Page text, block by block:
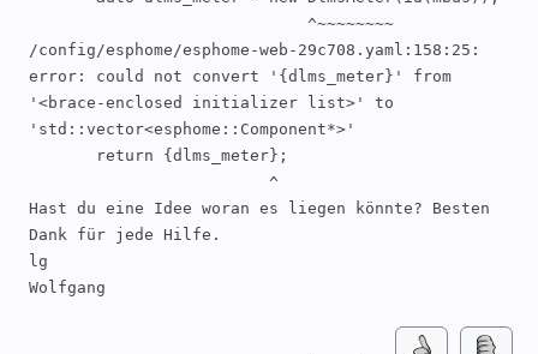
Gruß,
Andreas
/config/esphome/esphome-web-29c708.yaml:158:25:
error: could not convert '{dlms_meter}' from
'<brace-enclosed initializer list>' to
'std::vector<esphome::Component*>'
Hast du eine Idee woran es liegen könnte? Besten
Dank für jede Hilfe.
lg
Wolfgang